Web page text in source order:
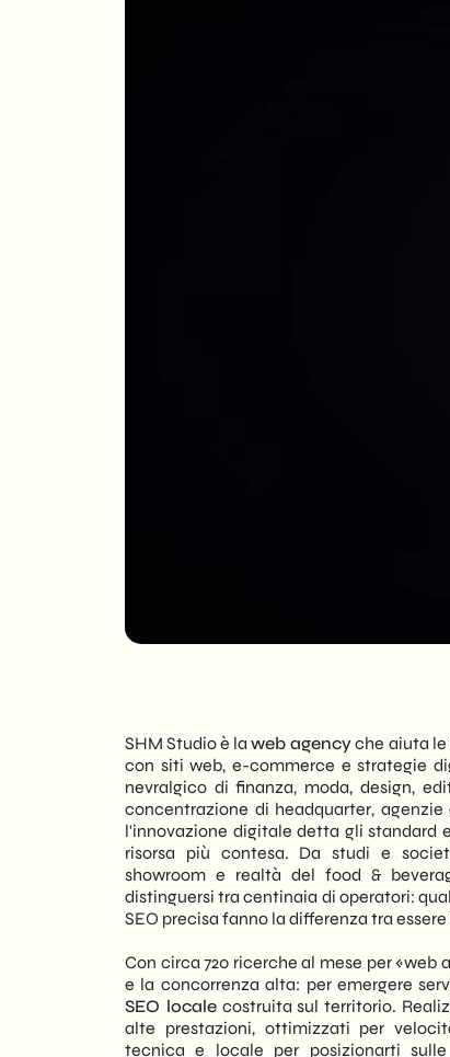
SHM Studio è laweb agencyche aiuta le
con siti web, e-commerce e strategie
nevralgico di finanza, moda, design,
concentrazione di headquarter,
l'innovazione digitale detta gli standard
risorsa più contesa. Da studi e
showroom e realtà del food &
distinguersi tra centinaia di operatori:
SEO precisa fanno la differenza tra
Con circa 720 ricerche al mese per «web
e la concorrenza alta: per emergere
SEO localecostruita sul territorio.
alte prestazioni, ottimizzati per
tecnica e locale per posizionarti